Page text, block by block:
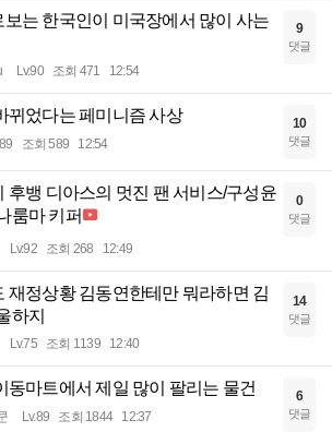
보는 한국인이 미국장에서 많이 사는
Lv.90 조회 471 12:54
9
댓글
뀌었다는 페미니즘 사상
조회 589 12:54
10
댓글
후뱅 디아스의 멋진 팬 서비스/구성윤
룸마 키퍼
Lv.92 조회 268 12:49
0
댓글
재정상황 김동연한테만 뭐라하면 김
하지
Lv.75 조회 1139 12:40
14
댓글
동마트에서 제일 많이 팔리는 물건
Lv.89 조회 1844 12:37
6
댓글